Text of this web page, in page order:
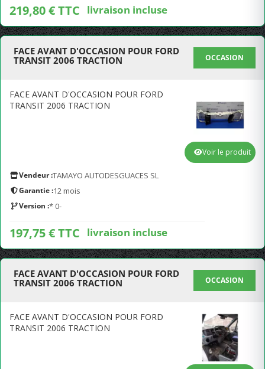
219,80 € TTC livraison incluse
FACE AVANT D'OCCASION POUR FORD
TRANSIT 2006 TRACTION
OCCASION
FACE AVANT D'OCCASION POUR FORD
TRANSIT 2006 TRACTION
Vendeur :TAMAYO AUTODESGUACES SL
Garantie :12 mois
Version :* 0-
197,75 € TTC livraison incluse
Voir le produit
FACE AVANT D'OCCASION POUR FORD
TRANSIT 2006 TRACTION
OCCASION
FACE AVANT D'OCCASION POUR FORD
TRANSIT 2006 TRACTION